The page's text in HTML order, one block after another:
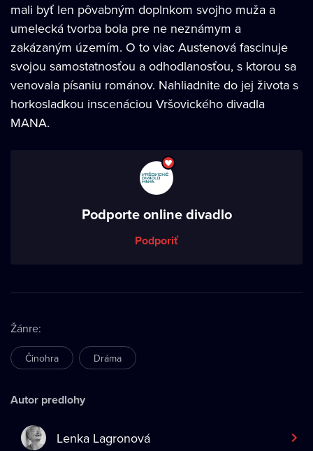
mali byť len pôvabným doplnkom svojho muža a
umelecká tvorba bola pre ne neznámym a
zakázaným územím. O to viac Austenová fascinuje
svojou samostatnosťou a odhodlanosťou, s ktorou sa
venovala písaniu románov. Nahliadnite do jej života s
horkosladkou inscenáciou Vršovického divadla
MANA.
Podporte online divadlo
Podporiť
Žánre:
Činohra Dráma
Autor predlohy
Lenka Lagronová